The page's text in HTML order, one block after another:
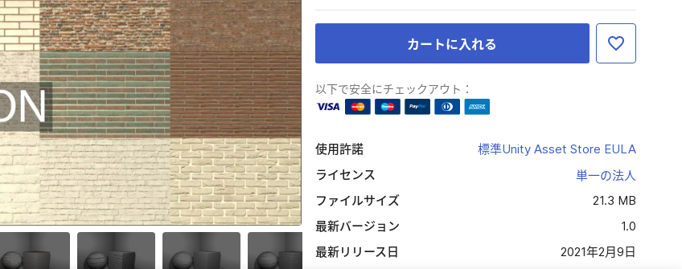
カートに入れる
以下で安全にチェックアウト：
使用許諾
標準Unity Asset Store EULA
ライセンス
単一の法人
ファイルサイズ
21.3 MB
最新バージョン
1.0
最新リリース日
2021年2月9日